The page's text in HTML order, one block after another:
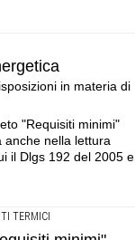
in materia di
"Requisiti minimi"
nella lettura
il Dlgs 192 del 2005 e
TERMICI